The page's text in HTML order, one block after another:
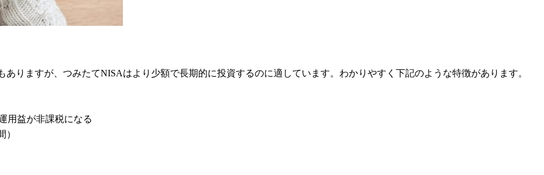
ありますが、つみたてNISAはより少額で長期的に投資するのに適しています。わかりやすく下記のような特徴があります。
用益が非課税になる